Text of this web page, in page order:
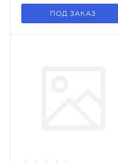
ПОД ЗАКАЗ